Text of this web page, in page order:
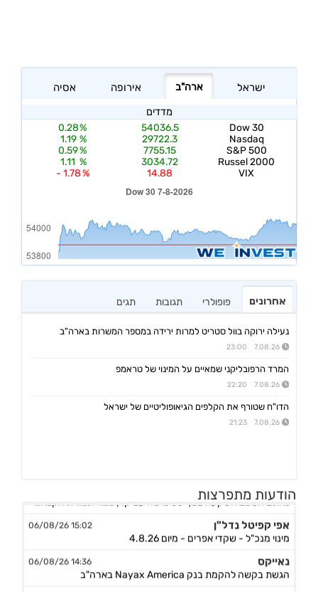
אחרונים פופולרי תגובות תגים
נעילה ירוקה בוול סטריט למרות ירידה במספר המשרות בארה"ב
7.08.26 23:00
המרד הרפובליקני שמאיים על המינוי של טראמפ
7.08.26 22:20
הדו"ח שטורף את הקלפים הגיאופוליטיים של ישראל
7.08.26 21:23
הודעות מתפרצות
אפי קפיטל נדל"ן 15:02 06/08/26
מינוי מנכ"ל - שקדי אפרים - מיום 4.8.26
נאייקס 14:36 06/08/26
הגשת בקשה להקמת בנק Nayax America בארה"ב